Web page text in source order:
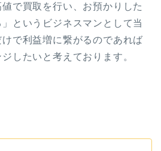
で買取を行い、お預かりした
というビジネスマンとして当
で利益増に繋がるのであれば
したいと考えております。